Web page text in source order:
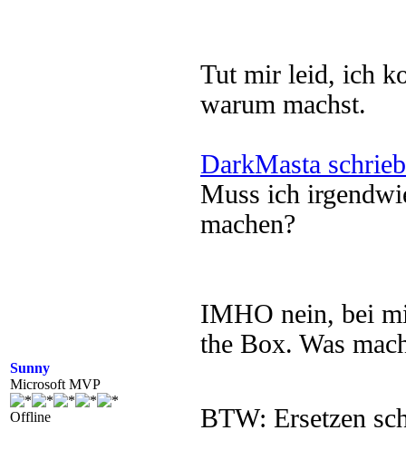
Sunny
Microsoft MVP
Offline
Tut mir leid, ich
warum machst.
DarkMasta schrieb
Muss ich
machen?
IMHO nein, bei
the Box. Was
BTW: Ersetzen